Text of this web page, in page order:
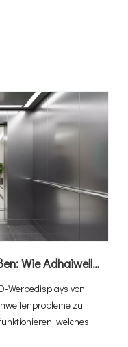
Fesselndes Publikum erschließen: Wie Adhaiwells Elevator Digital Signage Aufzüge in Einnahmequellen verwandelt
Werbedisplays von
zu
welches